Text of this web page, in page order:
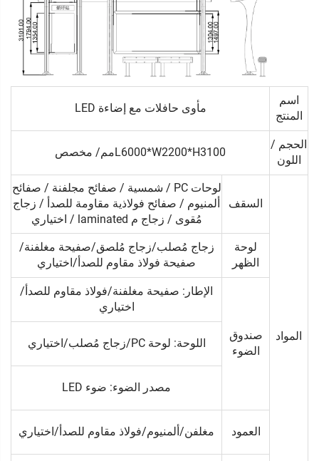
اسم
المنتج
مأوى حافلات مع إضاءة LED
الحجم /
اللون
L6000*W2200*H3100مم/ مخصص
المواد
السقف
لوحات PC / شمسية / صفائح مجلفنة / صفائح
ألمنيوم / صفائح فولاذية مقاومة للصدأ / زجاج
مُقوى / زجاج م laminated / اختياري
لوحة
الظهر
زجاج مُصلب/زجاج مُلصق/صفيحة مغلفنة/
صفيحة فولاذ مقاوم للصدأ/اختياري
صندوق
الضوء
الإطار: صفيحة مغلفنة/فولاذ مقاوم للصدأ/
اختياري
اللوحة: لوحة PC/زجاج مُصلب/اختياري
مصدر الضوء: ضوء LED
العمود مغلفن/ألمنيوم/فولاذ مقاوم للصدأ/اختياري